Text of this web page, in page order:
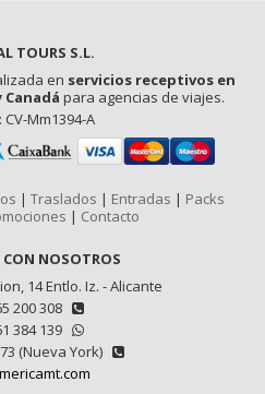
TOURS S.L.
en servicios receptivos en
para agencias de viajes.
CV-Mm1394-A
| Traslados | Entradas | Packs
| Contacto
NOSOTROS
14 Entlo. Iz. - Alicante
200 308
384 139
(Nueva York)